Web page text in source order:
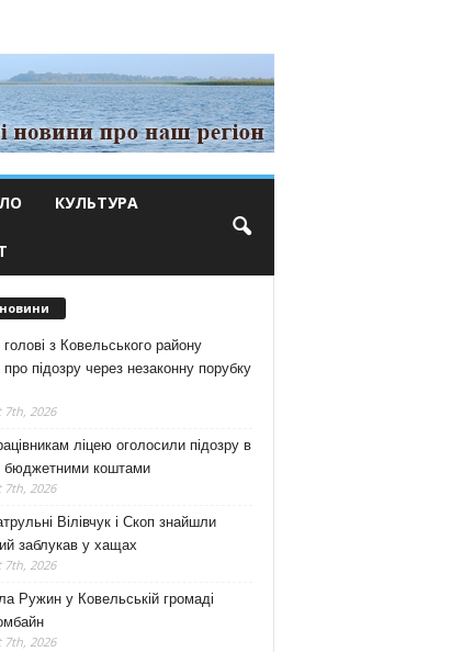
КУЛЬТУРА
з Ковельського району
підозру через незаконну порубку
7th, 2026
ліцею оголосили підозру в
бюджетними коштами
7th, 2026
Вілівчук і Скоп знайшли
заблукав у хащах
7th, 2026
Ружин у Ковельській громаді
7th, 2026